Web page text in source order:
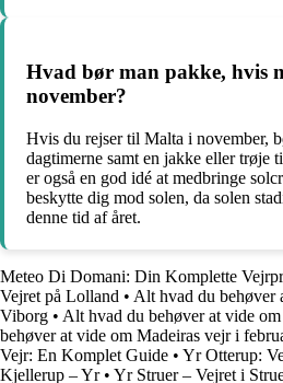
Hvad bør man pakke, hvis
november?
Hvis du rejser til Malta i november,
dagtimerne samt en jakke eller trøje
er også en god idé at medbringe
beskytte dig mod solen, da solen
denne tid af året.
Meteo Di Domani: Din Komplette
Vejret på Lolland • Alt hvad du behøver
Viborg • Alt hvad du behøver at vide
behøver at vide om Madeiras vejr i
Vejr: En Komplet Guide • Yr Otterup:
Kjellerup – Yr• Yr Struer – Vejret i